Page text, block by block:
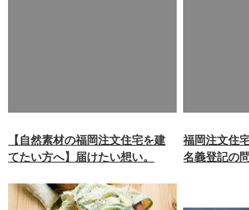
content/themes/nagasaki/f
unctions.phpon line87
【自然素材の福岡注文住宅を建
てたい方へ】届けたい想い。
content/
福岡注文住
名義登記の